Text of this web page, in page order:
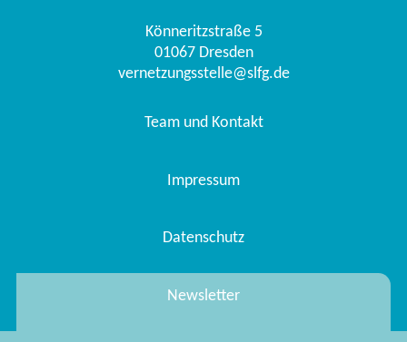
Könneritzstraße 5
01067 Dresden
vernetzungsstelle@slfg.de
Team und Kontakt
Impressum
Datenschutz
Newsletter